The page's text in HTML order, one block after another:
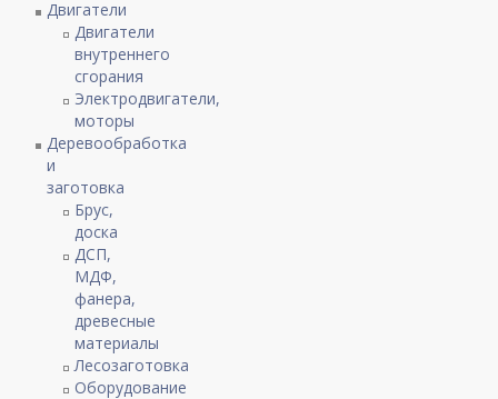
Двигатели
Двигатели
внутреннего
сгорания
Электродвигатели,
моторы
Деревообработка
и
заготовка
Брус,
доска
ДСП,
МДФ,
фанера,
древесные
материалы
Лесозаготовка
Оборудование